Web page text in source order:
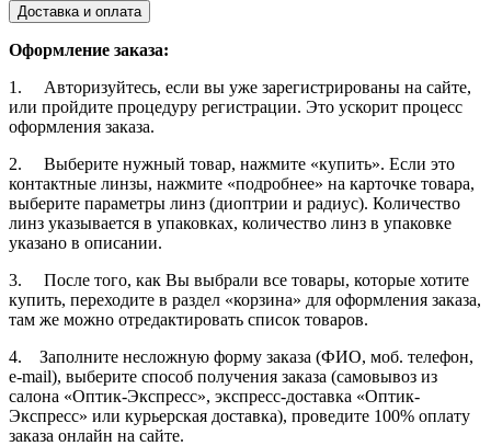
Доставка и оплата
Оформление заказа:
1. Авторизуйтесь, если вы уже зарегистрированы на сайте,
или пройдите процедуру регистрации. Это ускорит процесс
оформления заказа.
2. Выберите нужный товар, нажмите «купить». Если это
контактные линзы, нажмите «подробнее» на карточке товара,
выберите параметры линз (диоптрии и радиус). Количество
линз указывается в упаковках, количество линз в упаковке
указано в описании.
3. После того, как Вы выбрали все товары, которые хотите
купить, переходите в раздел «корзина» для оформления заказа,
там же можно отредактировать список товаров.
4. Заполните несложную форму заказа (ФИО, моб. телефон,
e-mail), выберите способ получения заказа (самовывоз из
салона «Оптик-Экспресс», экспресс-доставка «Оптик-
Экспресс» или курьерская доставка), проведите 100% оплату
заказа онлайн на сайте.